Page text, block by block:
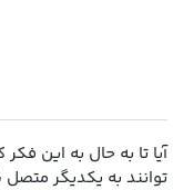
آیا تا به حال به این
‌توانند به یکدیگر